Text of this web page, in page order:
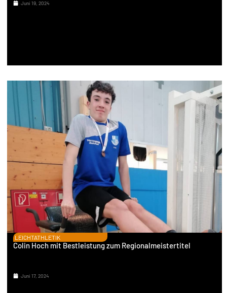
Juni 19, 2024
LEICHTATHLETIK
Colin Hoch mit Bestleistung zum Regionalmeistertitel
Juni 17, 2024